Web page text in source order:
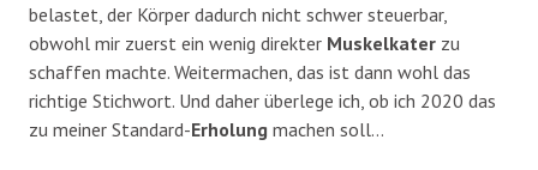
belastet, der Körper dadurch nicht schwer steuerbar,
obwohl mir zuerst ein wenig direkter Muskelkater zu
schaffen machte. Weitermachen, das ist dann wohl das
richtige Stichwort. Und daher überlege ich, ob ich 2020 das
zu meiner Standard-Erholung machen soll…